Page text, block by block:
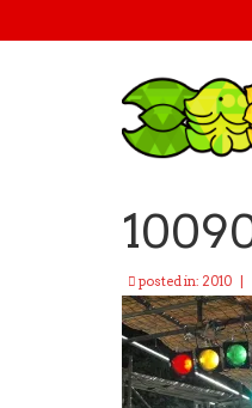
posted in: 2010